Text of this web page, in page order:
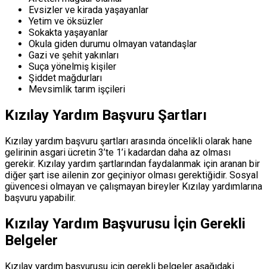
Evsizler ve kirada yaşayanlar
Yetim ve öksüzler
Sokakta yaşayanlar
Okula giden durumu olmayan vatandaşlar
Gazi ve şehit yakınları
Suça yönelmiş kişiler
Şiddet mağdurları
Mevsimlik tarım işçileri
Kızılay Yardım Başvuru Şartları
Kızılay yardım başvuru şartları arasında öncelikli olarak hane
gelirinin asgari ücretin 3’te 1’i kadardan daha az olması
gerekir. Kızılay yardım şartlarından faydalanmak için aranan bir
diğer şart ise ailenin zor geçiniyor olması gerektiğidir. Sosyal
güvencesi olmayan ve çalışmayan bireyler Kızılay yardımlarına
başvuru yapabilir.
Kızılay Yardım Başvurusu İçin Gerekli
Belgeler
Kızılay yardım başvurusu için gerekli belgeler aşağıdaki